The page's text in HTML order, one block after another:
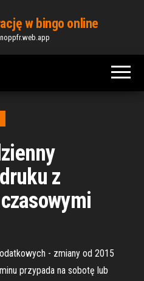
w bingo online
z
- zmiany od 2015
przypada na sobotę lub